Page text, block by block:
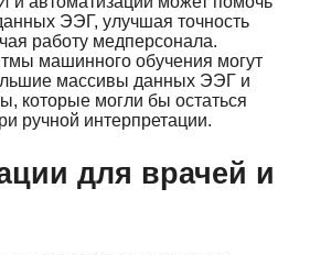
ЭЭГ, улучшая точность
работу медперсонала.
машинного обучения могут
массивы данных ЭЭГ и
которые могли бы остаться
ручной интерпретации.
для врачей и